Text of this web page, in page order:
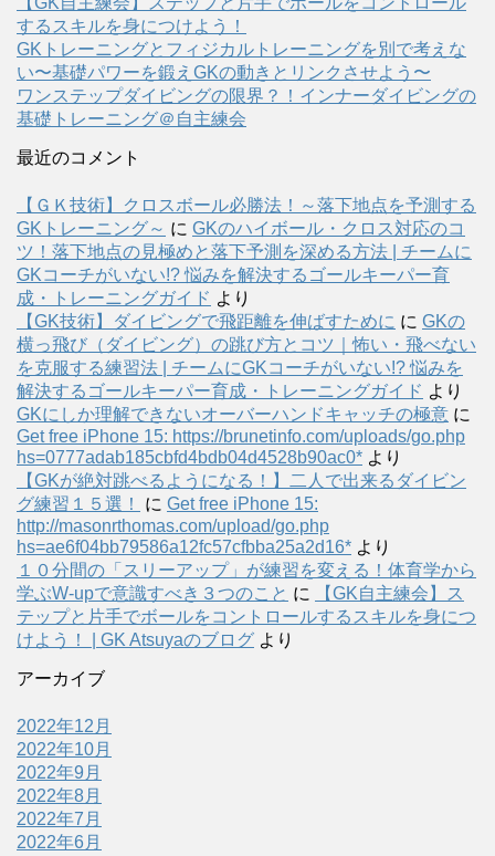
するスキルを身につけよう！
GKトレーニングとフィジカルトレーニングを別で考えな
い〜基礎パワーを鍛えGKの動きとリンクさせよう〜
ワンステップダイビングの限界？！インナーダイビングの
基礎トレーニング＠自主練会
最近のコメント
【ＧＫ技術】クロスボール必勝法！～落下地点を予測する
GKトレーニング～ に GKのハイボール・クロス対応のコ
ツ！落下地点の見極めと落下予測を深める方法 | チームに
GKコーチがいない!? 悩みを解決するゴールキーパー育
成・トレーニングガイド より
【GK技術】ダイビングで飛距離を伸ばすために に GKの
横っ飛び（ダイビング）の跳び方とコツ｜怖い・飛べない
を克服する練習法 | チームにGKコーチがいない!? 悩みを
解決するゴールキーパー育成・トレーニングガイド より
GKにしか理解できないオーバーハンドキャッチの極意 に
Get free iPhone 15: https://brunetinfo.com/uploads/go.php
hs=0777adab185cbfd4bdb04d4528b90ac0* より
【GKが絶対跳べるようになる！】二人で出来るダイビン
グ練習１５選！
に Get free iPhone 15:
http://masonrthomas.com/upload/go.php
hs=ae6f04bb79586a12fc57cfbba25a2d16* より
１０分間の「スリーアップ」が練習を変える！体育学から
学ぶW-upで意識すべき３つのこと に
【GK自主練会】ス
テップと片手でボールをコントロールするスキルを身につ
けよう！ | GK Atsuyaのブログ より
アーカイブ
2022年12月
2022年10月
2022年9月
2022年8月
2022年7月
2022年6月